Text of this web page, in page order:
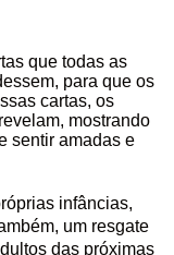
que todas as
para que os
cartas, os
mostrando
sentir amadas e
infâncias,
um resgate
das próximas